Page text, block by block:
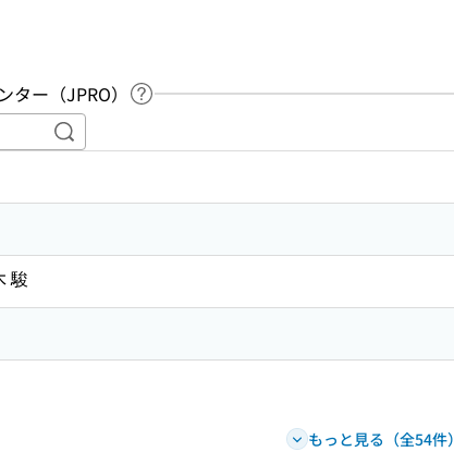
ー（JPRO）
ヘルプページへのリンク
キーワードで目次内を検索
駿
もっと見る（全54件）